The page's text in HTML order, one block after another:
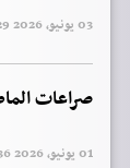
03 يونيو, 2026 09:12:29 م
صراعات
01 يونيو, 2026 09:47:36 م